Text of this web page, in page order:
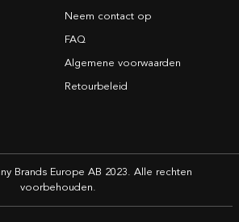
Neem contact op
FAQ
Algemene voorwaarden
Retourbeleid
Brands Europe AB 2023. Alle rechten
voorbehouden.